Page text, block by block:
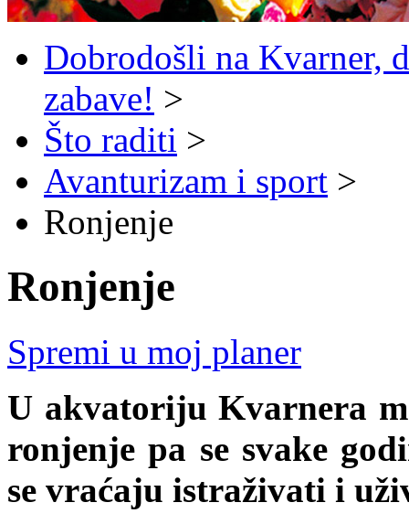
Dobrodošli na Kvarner,
zabave! >
Što raditi >
Avanturizam i sport >
Ronjenje
Ronjenje
Spremi u moj planer
U akvatoriju Kvarnera
ronjenje pa se svake
se vraćaju istraživati i